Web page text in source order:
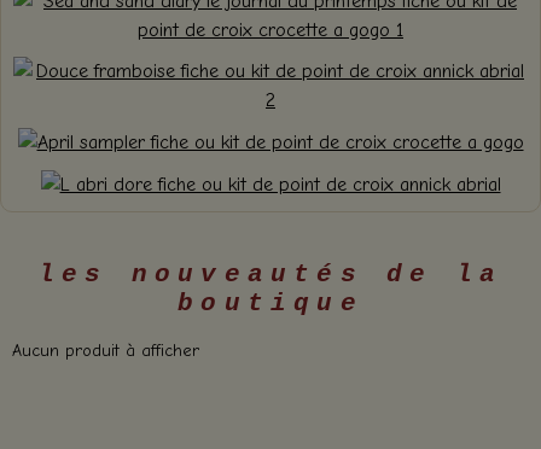
les nouveautés de la
boutique
Aucun produit à afficher